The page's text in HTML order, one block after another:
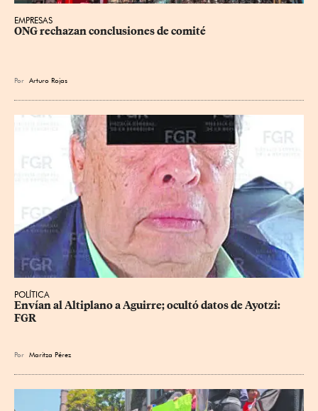
EMPRESAS
ONG rechazan conclusiones de comité
Por Arturo Rojas
POLÍTICA
Envían al Altiplano a Aguirre; ocultó datos de Ayotzi:
FGR
Por Maritza Pérez